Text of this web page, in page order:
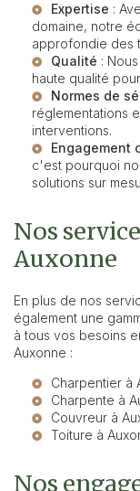
Expertise :
domaine, notre
approfondie des
Qualité :
haute qualité
Normes de
réglementations
interventions.
Engagement
c'est pourquoi
solutions sur
Nos
Auxonne
En plus de nos
également une
à tous vos besoins
Auxonne :
Charpentier à
Charpente à
Couvreur à
Toiture à
Nos